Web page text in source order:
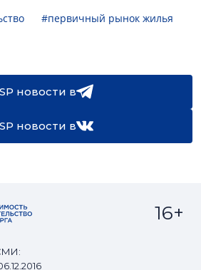
#первичный рынок жилья
новости в
новости в
16+